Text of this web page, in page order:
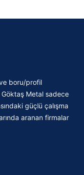
boru/profil
Metal sadece
güçlü çalışma
aranan firmalar